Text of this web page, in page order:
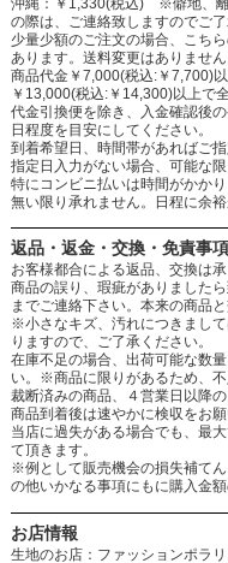
の際は、ご連絡致しますのでご了
少量少額のご注文の場合、こち
あります。送料変更はありませ
商品代金￥7,000(税込:￥7,700)
￥13,000(税込:￥14,300)以上で
代金引換便を除き、入金確認後
日程度を目安にしてください。
到着希望日、時間帯があればご
指定日入力がない場合、可能な限
特にコンビニ払いは時間がかか
無い限り承れません。日程に余
返品・返金・交換・免責事項
お客様都合による返品、交換は承
商品の誤り、瑕疵がありました
までご連絡下さい。本来の商品
※小さなキズ、汚れにつきまし
りますので、ご了承ください。
在庫不足の場合、出荷可能な数
い。※商品に限りがあるため、不
裁断済みの商品、４営業日以降
商品到着後は速やかに検収をお願
当店に過失がある場合でも、最
て頂きます。
※例として販売機会の損失補て
の他いかなる事項にもに購入金
お店情報
生地のお店：ファッションポラリ